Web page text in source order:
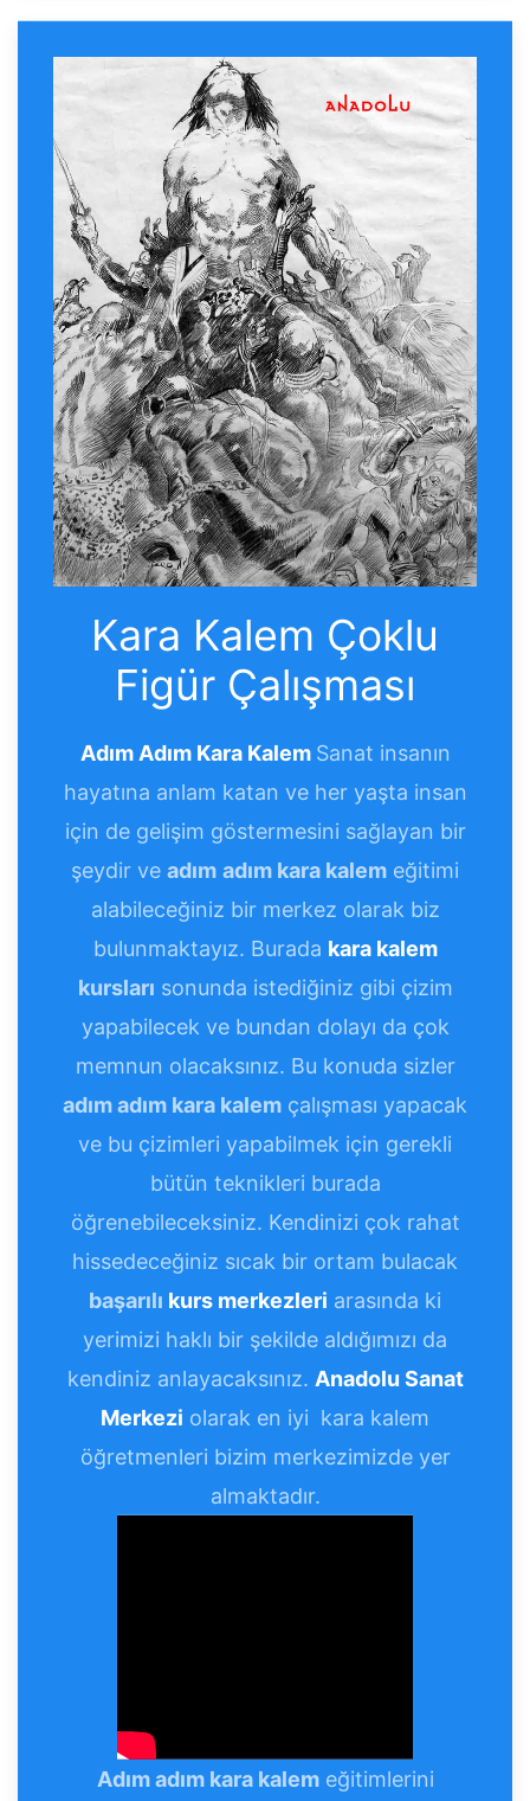
Kara Kalem Çoklu
Figür Çalışması
Adım Adım Kara Kalem Sanat insanın
hayatına anlam katan ve her yaşta insan
için de gelişim göstermesini sağlayan bir
şeydir ve adım adım kara kalem eğitimi
alabileceğiniz bir merkez olarak biz
bulunmaktayız. Burada kara kalem
kursları sonunda istediğiniz gibi çizim
yapabilecek ve bundan dolayı da çok
memnun olacaksınız. Bu konuda sizler
adım adım kara kalem çalışması yapacak
ve bu çizimleri yapabilmek için gerekli
bütün teknikleri burada
öğrenebileceksiniz. Kendinizi çok rahat
hissedeceğiniz sıcak bir ortam bulacak
başarılı kurs merkezleri arasında ki
yerimizi haklı bir şekilde aldığımızı da
kendiniz anlayacaksınız. Anadolu Sanat
Merkezi olarak en iyi kara kalem
öğretmenleri bizim merkezimizde yer
almaktadır.
Adım adım kara kalemeğitimlerini